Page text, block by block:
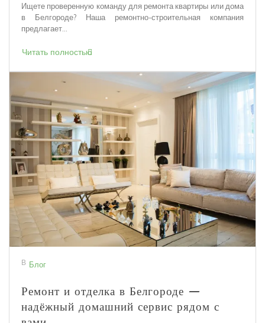
Ищете проверенную команду для ремонта квартиры или дома
в Белгороде? Наша ремонтно-строительная компания
предлагает...
Читать полностью
В Блог
Ремонт и отделка в Белгороде —
надёжный домашний сервис рядом с